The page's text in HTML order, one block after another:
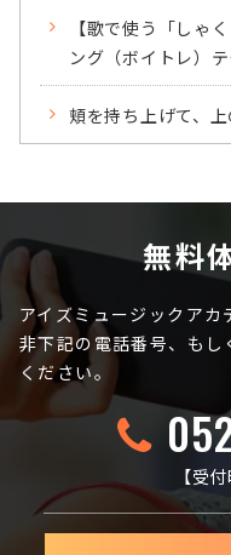
【歌で使う「しゃ
ング（ボイトレ）テ
頬を持ち上げて、
無料
アイズミュージックアカ
非下記の電話番号、も
ください。
【受